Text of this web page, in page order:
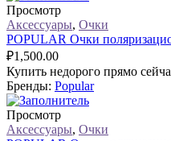
Просмотр
Аксессуары, Очки
POPULAR Очки
₽1,500.00
Купить недорого прямо
Бренды: Popular
Просмотр
Аксессуары, Очки